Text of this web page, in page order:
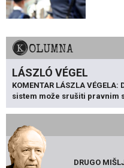
KOLUMNA
LÁSZLÓ VÉGEL
KOMENTAR LÁSZLA
sistem može srušiti pravnim
DRUGO